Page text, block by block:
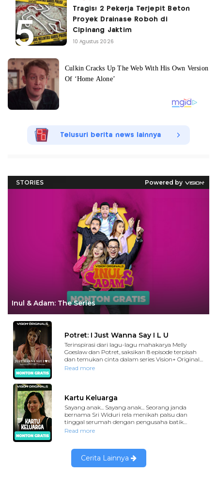
Tragis! 2 Pekerja Terjepit Beton
Proyek Drainase Roboh di
Cipinang Jaktim
10 Agustus 2026
Telusuri berita news lainnya